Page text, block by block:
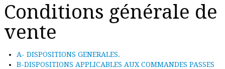
Peinture sur papier peint
Tableau toile de jute
Statuette de personnages en argile
Conditions générale de
vente
A- DISPOSITIONS GENERALES.
B-DISPOSITIONS APPLICABLES AUX COMMANDES PASSES